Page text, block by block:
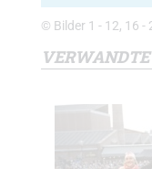
© Bilder 1 - 12, 16 -